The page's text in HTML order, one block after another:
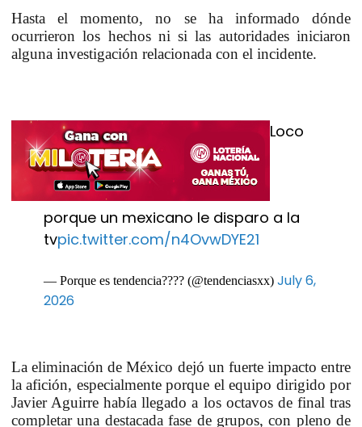
Hasta el momento, no se ha informado dónde
ocurrieron los hechos ni si las autoridades iniciaron
alguna investigación relacionada con el incidente.
Loco
porque un mexicano le disparo a la
tvpic.twitter.com/n4OvwDYE21
— Porque es tendencia???? (@tendenciasxx) July 6,
2026
La eliminación de México dejó un fuerte impacto entre
la afición, especialmente porque el equipo dirigido por
Javier Aguirre había llegado a los octavos de final tras
completar una destacada fase de grupos, con pleno de